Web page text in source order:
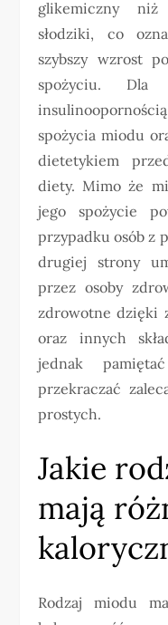
glikemiczny
słodziki, co
szybszy wzrost
spożyciu.
spożycia miodu
dietetykiem
diety. Mimo że
jego spożycie
przypadku osób z
drugiej strony
przez osoby
zdrowotne dzięki
oraz innych
jednak
przekraczać
prostych.
Jakie
mają
Rodzaj miodu